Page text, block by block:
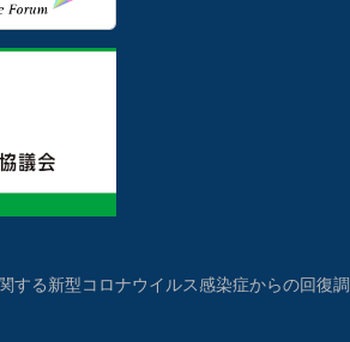
する新型コロナウイルス感染症からの回復調